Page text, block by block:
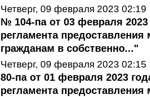
Четверг, 09 февраля 2023 02:19
№ 104-па от 03 февраля
регламента
гражданам в собственно..."
Четверг, 09 февраля 2023 02:15
80-па от 01 февраля 2023
регламента